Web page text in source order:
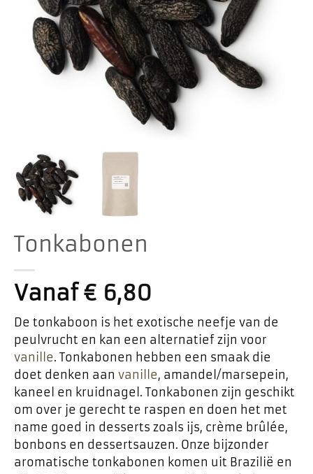
Tonkabonen
Vanaf€6,80
De tonkaboon is het exotische neefje van de
peulvrucht en kan een alternatief zijn voor
vanille. Tonkabonen hebben een smaak die
doet denken aan vanille, amandel/marsepein,
kaneel en kruidnagel. Tonkabonen zijn geschikt
om over je gerecht te raspen en doen het met
name goed in desserts zoals ijs, crème brûlée,
bonbons en dessertsauzen. Onze bijzonder
aromatische tonkabonen komen uit Brazilië en